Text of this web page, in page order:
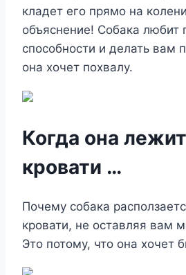
кладет его прямо на
объяснение! Собака любит
способности и делать вам
она хочет похвалу.
Когда она
кровати …
Почему собака
кровати, не оставляя вам
Это потому, что она хочет